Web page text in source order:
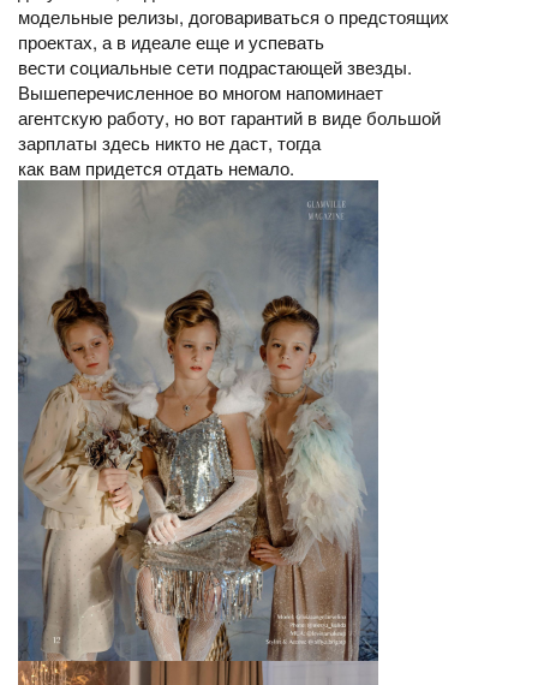
модельные релизы, договариваться о предстоящих
проектах, а в идеале еще и успевать
вести социальные сети подрастающей звезды.
Вышеперечисленное во многом напоминает
агентскую работу, но вот гарантий в виде большой
зарплаты здесь никто не даст, тогда
как вам придется отдать немало.